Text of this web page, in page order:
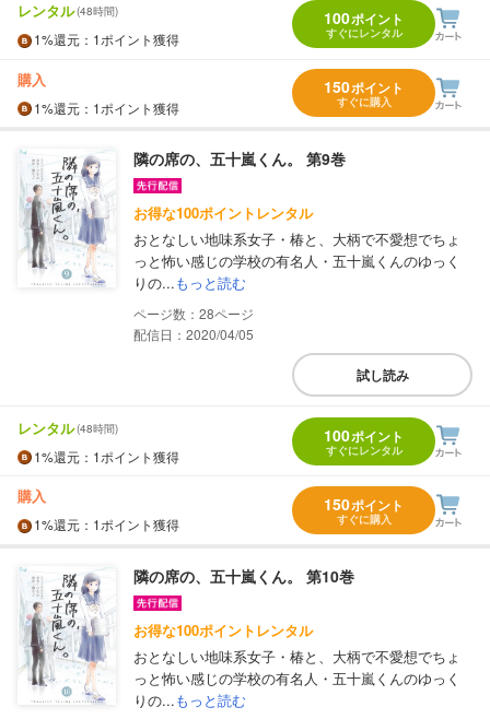
レンタル(48時間)
1%還元 ：1ポイント獲得
100ポイント
すぐにレンタル
購入
1%還元 ：1ポイント獲得
150ポイント
すぐに購入
隣の席の、五十嵐くん。 第9巻
お得な100ポイントレンタル
おとなしい地味系女子・椿と、大柄で不愛想でちょ
っと怖い感じの学校の有名人・五十嵐くんのゆっく
りの...もっと読む
28
配信日：2020/04/05
試し読み
レンタル(48時間)
1%還元 ：1ポイント獲得
100ポイント
すぐにレンタル
購入
1%還元 ：1ポイント獲得
150ポイント
すぐに購入
隣の席の、五十嵐くん。 第10巻
お得な100ポイントレンタル
おとなしい地味系女子・椿と、大柄で不愛想でちょ
っと怖い感じの学校の有名人・五十嵐くんのゆっく
りの...もっと読む